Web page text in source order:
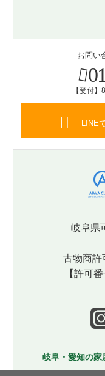
お問い
【受付
LINE
岐阜県
古物商許
【許可
岐阜・愛知の家